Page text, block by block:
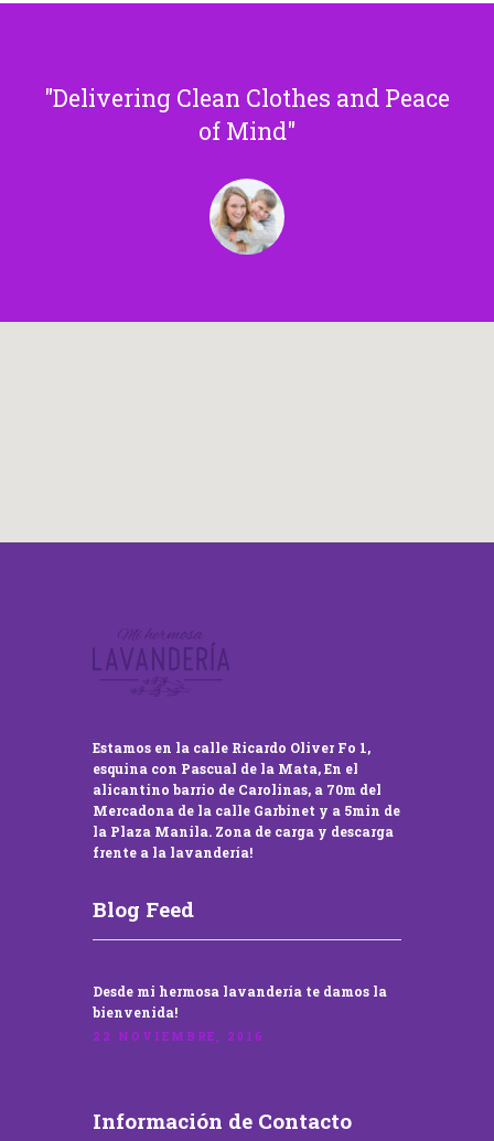
Delivering Clean Clothes and Peace
of Mind
Estamos en la calle Ricardo Oliver Fo 1,
esquina con Pascual de la Mata, En el
alicantino barrio de Carolinas, a 70m del
Mercadona de la calle Garbinet y a 5min de
la Plaza Manila. Zona de carga y descarga
frente a la lavandería!
Blog Feed
Desde mi hermosa lavandería te damos la
bienvenida!
22 NOVIEMBRE, 2016
Información de Contacto